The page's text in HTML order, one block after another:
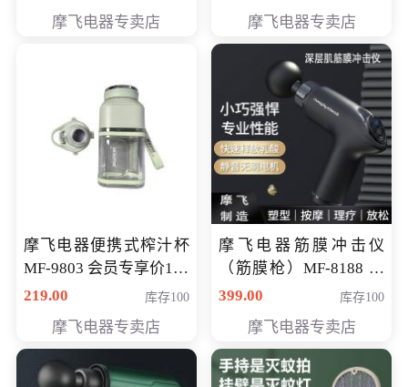
摩飞电器专卖店 摩飞电器专卖店
摩飞电器便携式榨汁杯
MF-9803 会员专享价138
元
219.00 库存100
摩飞电器专卖店
摩飞电器筋膜冲击仪
（筋膜枪）MF-8188 会
员专享价268元
399.00 库存100
摩飞电器专卖店